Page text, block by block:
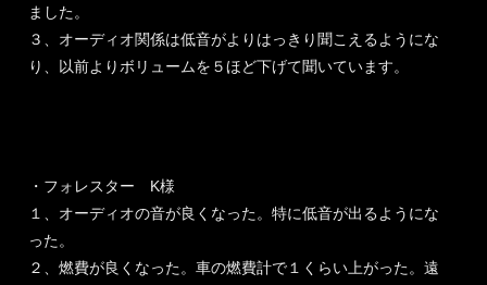
ました。
３、オーディオ関係は低音がよりはっきり聞こえるようにな
り、以前よりボリュームを５ほど下げて聞いています。
・フォレスター K様
１、オーディオの音が良くなった。特に低音が出るようにな
った。
２、燃費が良くなった。車の燃費計で１くらい上がった。遠